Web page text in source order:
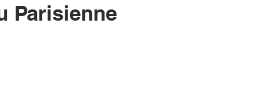
Parisienne